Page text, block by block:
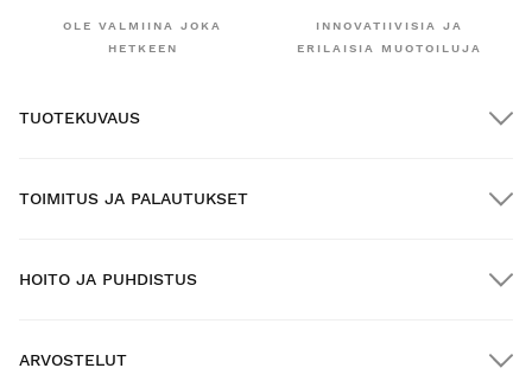
OLE VALMIINA JOKA
HETKEEN
INNOVATIIVISIA JA
ERILAISIA MUOTOILUJA
TUOTEKUVAUS
TOIMITUS JA PALAUTUKSET
Kotiinkuljetus yli $300.00:n tilauksiin
HOITO JA PUHDISTUS
ARVOSTELUT